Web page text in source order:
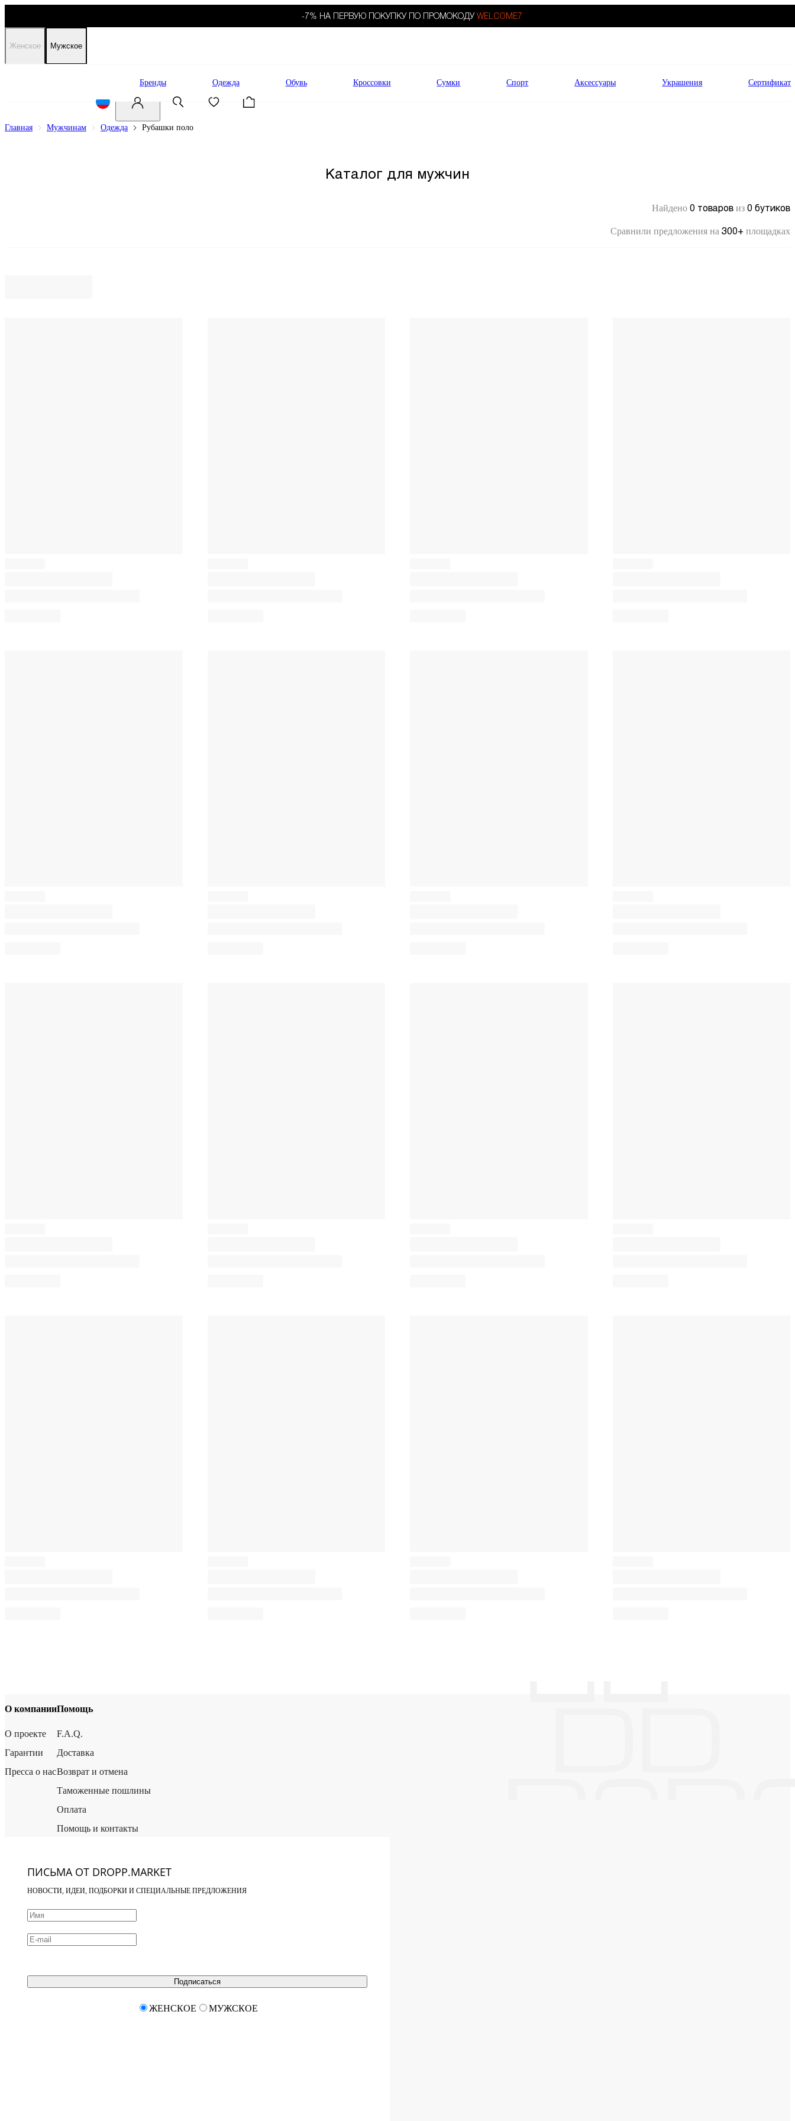
-7% НА ПЕРВУЮ ПОКУПКУ ПО ПРОМОКОДУ WELCOME7
Женское Мужское
Бренды Одежда Обувь Кроссовки Сумки Спорт Аксессуары Украшения Сертификат
Главная Мужчинам Одежда Рубашки поло
Каталог для мужчин
Найдено 0 товаров из 0 бутиков
Сравнили предложения на 300+ площадках
О компании
О проекте
Гарантии
Пресса о нас
Помощь
F.A.Q.
Доставка
Возврат и отмена
Таможенные пошлины
Оплата
Помощь и контакты
ПИСЬМА ОТ DROPP.MARKET
НОВОСТИ, ИДЕИ, ПОДБОРКИ И СПЕЦИАЛЬНЫЕ ПРЕДЛОЖЕНИЯ
Подписаться
ЖЕНСКОЕ МУЖСКОЕ